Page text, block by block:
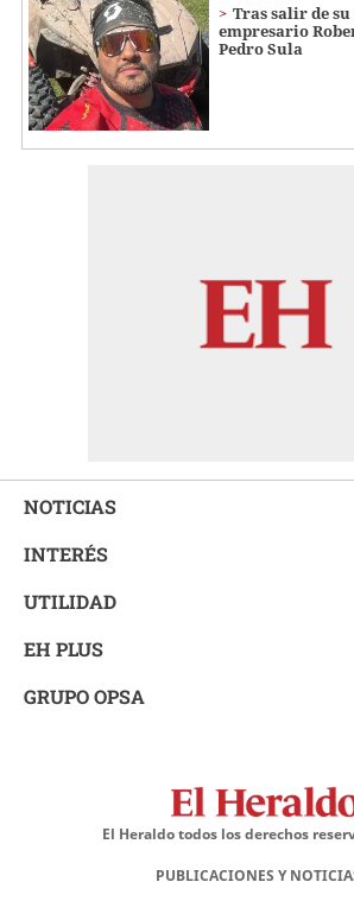
Tras salir de
empresario
Pedro Sula
NOTICIAS
INTERÉS
UTILIDAD
EH PLUS
GRUPO OPSA
El Heraldo todos los derechos
PUBLICACIONES Y